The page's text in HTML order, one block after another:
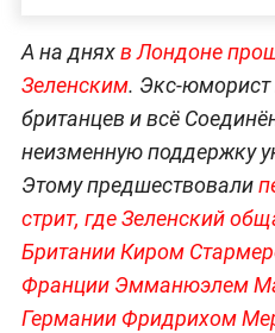
А на дняхв Лондоне
Зеленским. Экс-юморист
британцев и всё
неизменную поддержку
Этому предшествовали
стрит, где Зеленский
Британии Киром
Франции Эмманюэлем
Германии Фридрихом